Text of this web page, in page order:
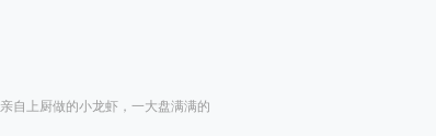
亲自上厨做的小龙虾，一大盘满满的